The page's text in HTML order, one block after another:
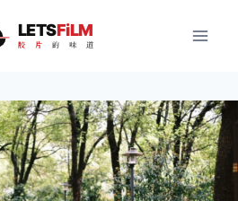
LETSFiLM
胶 片 的 味 道